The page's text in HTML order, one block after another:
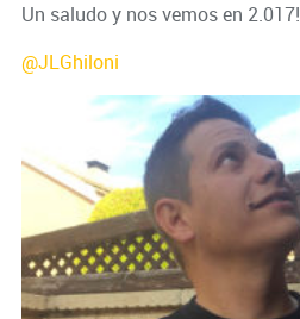
Un saludo y nos vemos en 2.017!
@JLGhiloni